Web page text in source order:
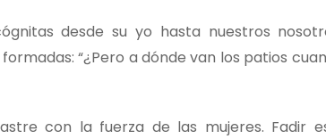
desde su yo hasta nuestros
“¿Pero a dónde van los patios
con la fuerza de las mujeres. Fadir